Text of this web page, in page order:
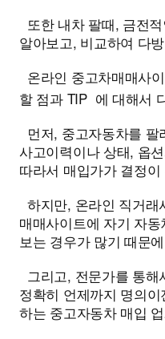
또한 내차 팔때, 금전
알아보고, 비교하여 다
온라인 중고차매매사
할 점과 TIP 에 대해서
먼저, 중고자동차를
사고이력이나 상태, 옵
따라서 매입가가 결정이
하지만, 온라인 직거
매매사이트에 자기 자
보는 경우가 많기 때문
그리고, 전문가를 통
정확히 언제까지 명의
하는 중고자동차 매입